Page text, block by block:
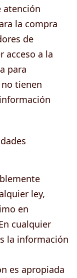
atención
la compra
de
acceso a la
para
tienen
ley,
en
cualquier
la información
es apropiada